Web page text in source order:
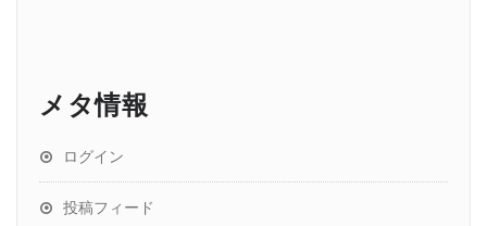
メタ情報
ログイン
投稿フィード